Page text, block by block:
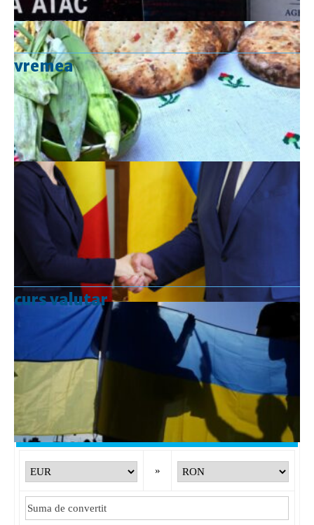
vremea
curs valutar
Curs valutar: 07 Aug 2026
EUR: 5,2554 RON
+0,0041 ▲
USD: 4,5584 RON
+0,0077 ▲
CHF
: 5,6244 RON
+0,0023 ▲
GBP
+0,0041 ▲
Convertor valutar
»